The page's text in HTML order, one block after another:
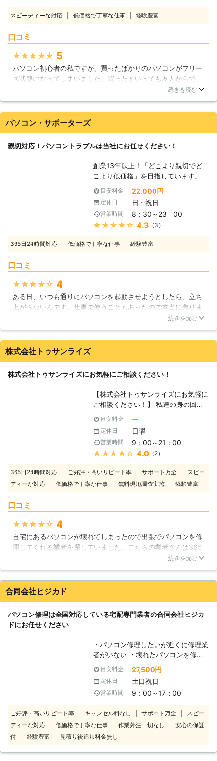
作成しているけどもっと簡単な作成方
のような声をたくさん頂きました。
阿部ITサービス事務所では、さまざま
なパソコントラブルでお困りの方のお
役に立ちたく、安心の格安料金での出
張サポートサービス(パソコン修理、
快適なパソコン環境づくり！」に全力
でお手伝いさせていただきます。どう
ぞよろしくお願いいたします。 【パ
ソコンは精密機械です】 周辺機器を
購入した時、うまく接続出来ないとい
った経験はございませんか？ただ間違
えているだけであれば、大きな問題に
なることはあまりありません。しか
し、間違っていることに気付かずに無
しまうことがあります。最悪の場合、
ださい。当社では、そんなお困りをお
で、ぜひ当社にご連絡ください。
スピーディーな対応 低価格で丁寧な仕事 経験豊富
口コミ
★★★★★ 5
パソコン初心者の私ですが、買ったばかりのパソコンがフリー
ズ状態になってしまいました。買ったといっても友人からで、
症状をを説明するには距離もあったため、業者さんを探して依
く、来て頂いてすぐ修理が完了しました。私がパソコンのこと
を良くわかっていないことにも問題がありますが、わかるよう
続きを読む
パソコン・サポーターズ
親切対応！パソコントラブルは当社にお任せください！
創業13年以上！「どこより親切でど
こより低価格」を目指しています。高
いリピート率がお客様満足を実証！パ
ソコン修理・データ復旧・各種トラブ
ルなど、パソコンサポートのことなら
「パソコンサポーターズ」におまかせ
下さい！大阪を拠点に大阪・奈良全域
ルはお任せください】 「パソコン・
良、もしくはハードディスクが物理的
に破損してしまっている可能性があり
ます。最近のハードディスクは丈夫に
つくられていますが、大きな衝撃を与
えてしまうことで破損してしまうこと
障してしまうことでデータが失われて
しまったり、パソコンが起動しなくな
るトラブルが起きてしまいますので、
衝撃を与えないように扱う必要があり
ます。また、ハードディスクはウイル
スや人為的ミスで倫理障害を受けてし
まう場合もあります。もし、パソコン
を起動するときに異音が聞こえて来た
り、起動しなくなってしまったという
ますのですぐに弊社までご相談くださ
い。弊社では液晶不良や起動不良も対
よりも低価格なサービスでパソコンの
きますので、不具合が見られましたら
一度ご連絡ください。また、お見積り
も無料で承っております。
目安料金 22,000円
定休日 日・祝日
営業時間 8：30～23：00
★★★★★ 4.3 （3）
365日24時間対応 低価格で丁寧な仕事 経験豊富
口コミ
★★★★★ 4
ある日、いつも通りにパソコンを起動させようとしたら、立ち
上がらないんです。仕事で使うこともあったので本当に焦りま
したが、即日対応、低価格ということでこちらにパソコン修理
た。今後も何かあったときは是非こちらを利用したいです。
大阪府 大阪市西区 2016年11月30日
続きを読む
株式会社トゥサンライズ
株式会社トゥサンライズにお気軽にご相談ください！
【株式会社トゥサンライズにお気軽に
ご相談ください！】 私達の身の回り
では沢山のパソコンが使われていま
す。最初は計算機としての用途が主で
したが、現在ではそれにとどまらず、
様々な役割が与えられています。例え
ば、動画プレーヤーや音楽プレーヤー
のとして使われたり、あるいは写真や
絵など様々なデータを保管しておくス
動しなくなる場合があります。トラブ
ルの原因を突き止めることは大変難し
いものですが、株式会社トゥサンライ
理の他に、現場に急行して対応するこ
ら、私達がその場に急行することで、
いち早く解決に向かえるのならそれが
一番です。お困りの方の不安と不自由
な状態をいち早く開放するのも、私達
の役割だと考えています。
目安料金 ー
定休日 日曜
営業時間 9：00～21：00
★★★★★ 4.0（2）
365日24時間対応 ご好評・高いリピート率 サポート万全
スピー
ディーな対応
低価格で丁寧な仕事 無料現地調査実施 経験豊富
口コミ
★★★★★ 4
自宅にあるパソコンが壊れてしまったので出張でパソコンを修
理してくれる業者を探していました。こちらの業者さんは365
日24時間対応してくれるということやサポートが万全というこ
から対応までわりと気持ちのいい人で説明も分かりやすくて良
かったと思います。パソコンも無事に直ったのでとても感謝し
神奈川県 横須賀市
続きを読む
合同会社ヒジカド
パソコン修理は全国対応している宅配専門業者の合同会社ヒジカ
ドにお任せください
・パソコン修理したいが近くに修理業
者がいない ・壊れたパソコンを修理
してほしいが店舗へもっていくのが面
倒くさい ・会社で使用中のパソコン
がいくつか調子が悪いのでみてほしい
このようなパソコントラブルでお悩み
は、宅配専門のパソコン修理店です。
修理してほしいパソコンを送っていた
だければすぐに対応いたします。全国
離島でも問題ありません！安心してパ
目安料金 27,500円
定休日 土日祝日
営業時間 9：00～17：00
ご好評・高いリピート率 キャンセル料なし サポート万全
スピー
ディーな対応
低価格で丁寧な仕事 作業外注一切なし
安心の保証
付
経験豊富 見積り後追加料金無し